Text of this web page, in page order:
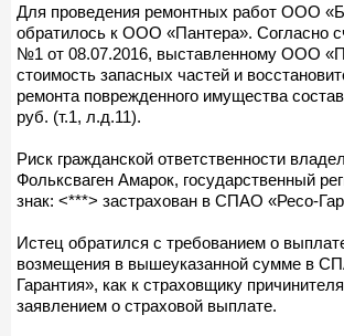
Для проведения ремонтных работ ООО
обратилось к ООО «Пантера». Согласно
№1 от 08.07.2016, выставленному ООО
стоимость запасных частей и
ремонта поврежденного имущества
руб. (т.1, л.д.11).
Риск гражданской ответственности
Фольксваген Амарок, государственный
знак: <***> застрахован в СПАО «Ресо-
Истец обратился с требованием о
возмещения в вышеуказанной сумме в
Гарантия», как к страховщику
заявлением о страховой выплате.